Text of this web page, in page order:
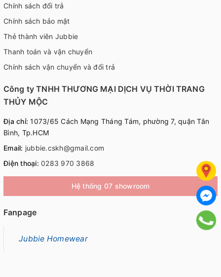
Chính sách đổi trả
Chính sách bảo mật
Thẻ thành viên Jubbie
Thanh toán và vận chuyển
Chính sách vận chuyển và đổi trả
Công ty TNHH THƯƠNG MẠI DỊCH VỤ THỜI TRANG
THỦY MỘC
Địa chỉ: 1073/65 Cách Mạng Tháng Tám, phường 7, quận Tân
Bình, Tp.HCM
Email: jubbie.cskh@gmail.com
Điện thoại: 0283 970 3868
Hệ thống 07 showroom
Fanpage
Jubbie Homewear